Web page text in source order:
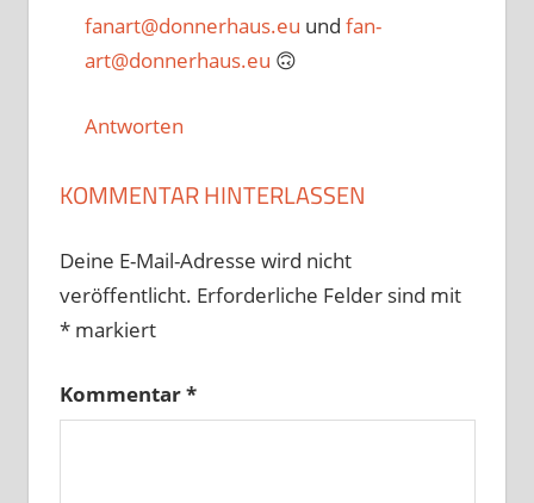
fanart@donnerhaus.eu und fan-
art@donnerhaus.eu 🙃
Antworten
KOMMENTAR HINTERLASSEN
Deine E-Mail-Adresse wird nicht
veröffentlicht. Erforderliche Felder sind mit
*markiert
Kommentar*